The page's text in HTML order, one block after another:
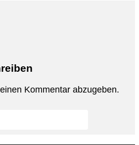
Kommentar abzugeben.